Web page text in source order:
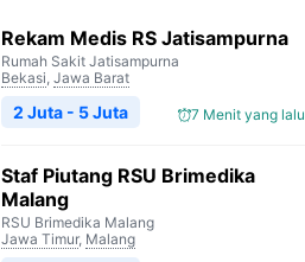
Rekam Medis RS Jatisampurna
Rumah Sakit Jatisampurna
Bekasi, Jawa Barat
7 Menit yang lalu
2 Juta - 5 Juta
Staf Piutang RSU Brimedika
Malang
RSU Brimedika Malang
Jawa Timur, Malang